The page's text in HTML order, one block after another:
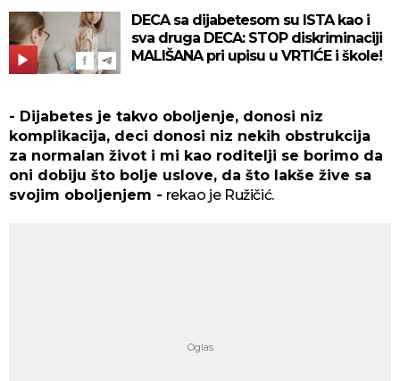
DECA sa dijabetesom su ISTA kao i
sva druga DECA: STOP diskriminaciji
MALIŠANA pri upisu u VRTIĆE i škole!
- Dijabetes je takvo oboljenje, donosi niz
komplikacija, deci donosi niz nekih obstrukcija
za normalan život i mi kao roditelji se borimo da
oni dobiju što bolje uslove, da što lakše žive sa
svojim oboljenjem - rekao je Ružičić.